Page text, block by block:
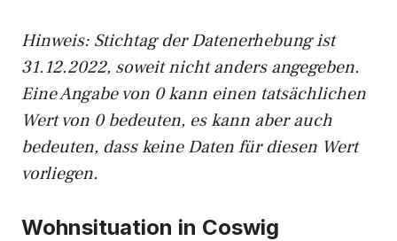
Hinweis: Stichtag der Datenerhebung ist
31.12.2022, soweit nicht anders angegeben.
Eine Angabe von 0 kann einen tatsächlichen
Wert von 0 bedeuten, es kann aber auch
bedeuten, dass keine Daten für diesen Wert
vorliegen.
Wohnsituation in Coswig